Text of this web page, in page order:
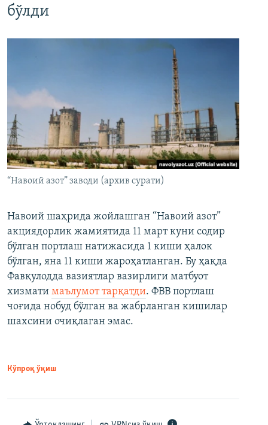
бўлди
“Навоий азот” заводи (архив сурати)
Навоий шаҳрида жойлашган “Навоий азот”
акциядорлик жамиятида 11 март куни содир
бўлган портлаш натижасида 1 киши ҳалок
бўлган, яна 11 киши жароҳатланган. Бу ҳақда
Фавқулодда вазиятлар вазирлиги матбуот
хизмати маълумот тарқатди. ФВВ портлаш
чоғида нобуд бўлган ва жабрланган кишилар
шахсини очиқлаган эмас.
Кўпроқ ўқиш